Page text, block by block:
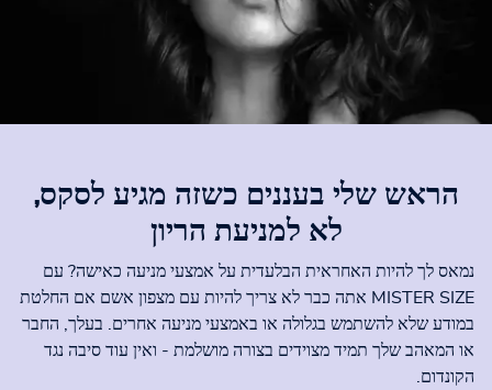
הראש שלי בעננים כשזה מגיע לסקס,
לא למניעת הריון
נמאס לך להיות האחראית הבלעדית על אמצעי מניעה כאישה? עם
MISTER SIZE אתה כבר לא צריך להיות עם מצפון אשם אם החלטת
במודע שלא להשתמש בגלולה או באמצעי מניעה אחרים. בעלך, החבר
או המאהב שלך תמיד מצוידים בצורה מושלמת - ואין עוד סיבה נגד
הקונדום.